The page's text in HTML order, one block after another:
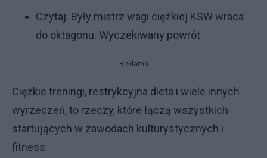
Czytaj: Były mistrz wagi ciężkiej KSW wraca
do oktagonu. Wyczekiwany powrót
Reklama
Ciężkie treningi, restrykcyjna dieta i wiele innych
wyrzeczeń, to rzeczy, które łączą wszystkich
startujących w zawodach kulturystycznych i
fitness.